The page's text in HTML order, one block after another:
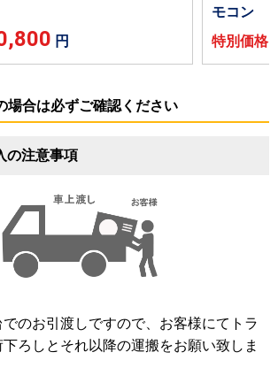
円
モコン
特別価
場合は必ずご確認ください
の注意事項
でのお引渡しですので、お客様にてトラ
ろしとそれ以降の運搬をお願い致しま